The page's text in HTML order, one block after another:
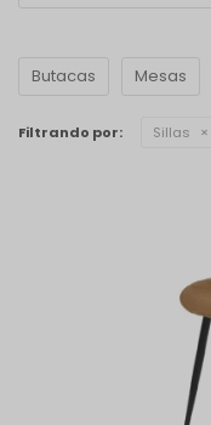
Butacas Mesas
Filtrando por: Sillas